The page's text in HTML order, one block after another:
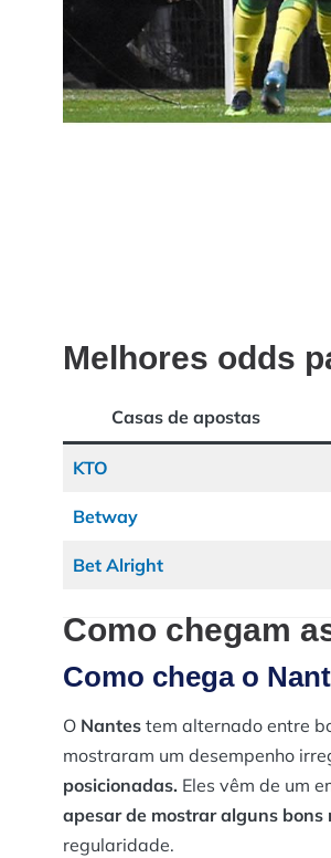
Melhores odds
Casas de apostas
KTO
Betway
Bet Alright
Como chegam
Como chega o
O Nantes tem alternado entre
mostraram um desempenho
posicionadas. Eles vêm de um
apesar de mostrar alguns bons
regularidade​.